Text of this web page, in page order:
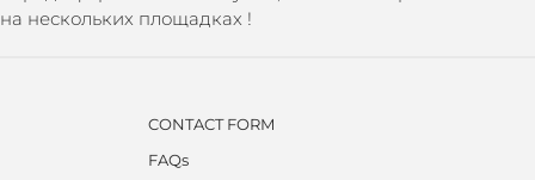
на нескольких площадках !
CONTACT FORM
FAQs